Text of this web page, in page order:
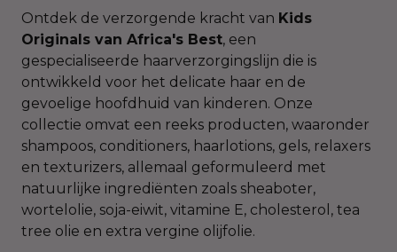
Ontdek de verzorgende kracht van Kids
Originals van Africa's Best, een
gespecialiseerde haarverzorgingslijn die is
ontwikkeld voor het delicate haar en de
gevoelige hoofdhuid van kinderen. Onze
collectie omvat een reeks producten, waaronder
shampoos, conditioners, haarlotions, gels, relaxers
en texturizers, allemaal geformuleerd met
natuurlijke ingrediënten zoals sheaboter,
wortelolie, soja-eiwit, vitamine E, cholesterol, tea
tree olie en extra vergine olijfolie.